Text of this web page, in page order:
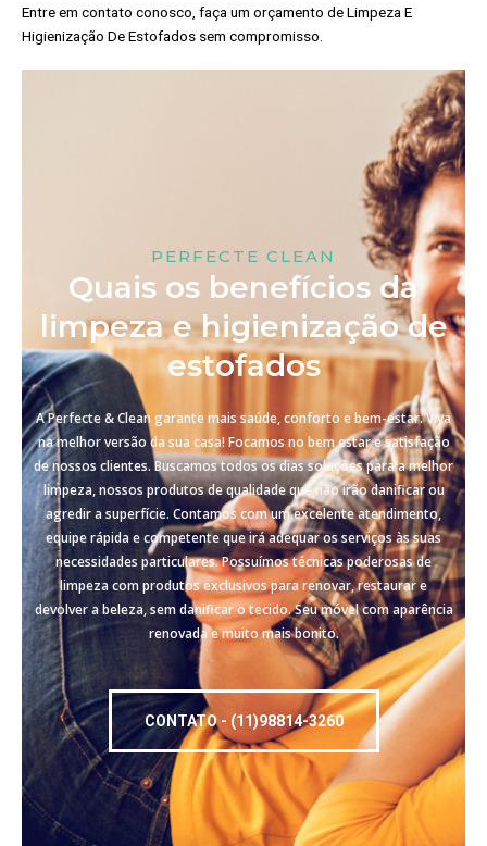
Entre em contato conosco, faça um orçamento de Limpeza E
Higienização De Estofados sem compromisso.
PERFECTE CLEAN
Quais os benefícios da
limpeza e higienização de
estofados
A Perfecte & Clean garante mais saúde, conforto e bem-estar. Viva
na melhor versão da sua casa! Focamos no bem estar e satisfação
de nossos clientes. Buscamos todos os dias soluções para a melhor
limpeza, nossos produtos de qualidade que não irão danificar ou
agredir a superfície. Contamos com um excelente atendimento,
equipe rápida e competente que irá adequar os serviços às suas
necessidades particulares. Possuímos técnicas poderosas de
limpeza com produtos exclusivos para renovar, restaurar e
devolver a beleza, sem danificar o tecido. Seu móvel com aparência
renovada e muito mais bonito.
CONTATO - (11)98814-3260